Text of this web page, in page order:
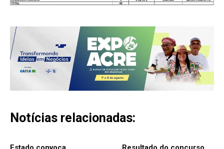
Notícias relacionadas: